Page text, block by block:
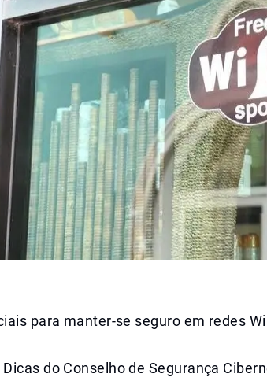
para manter-se seguro em redes
do Conselho de Segurança